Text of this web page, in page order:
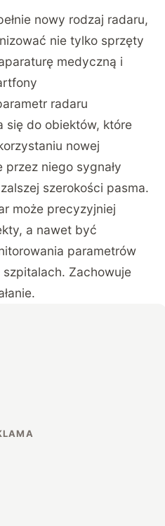
nowy rodzaj radaru,
nie tylko sprzęty
medyczną i
radaru
się do obiektów, które
nowej
niego sygnały
szerokości pasma.
może precyzyjniej
a nawet być
parametrów
Zachowuje